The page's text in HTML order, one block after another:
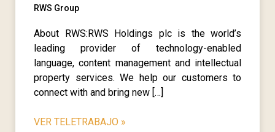
RWS Group
About RWS:RWS Holdings plc is the world’s
leading provider of technology-enabled
language, content management and intellectual
property services. We help our customers to
connect with and bring new […]
VER TELETRABAJO »